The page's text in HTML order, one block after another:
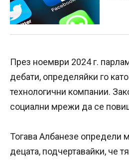
През ноември 2024 г.
дебати, определяйки го
технологични компании.
социални мрежи да се
Тогава Албанезе определи
децата, подчертавайки, че